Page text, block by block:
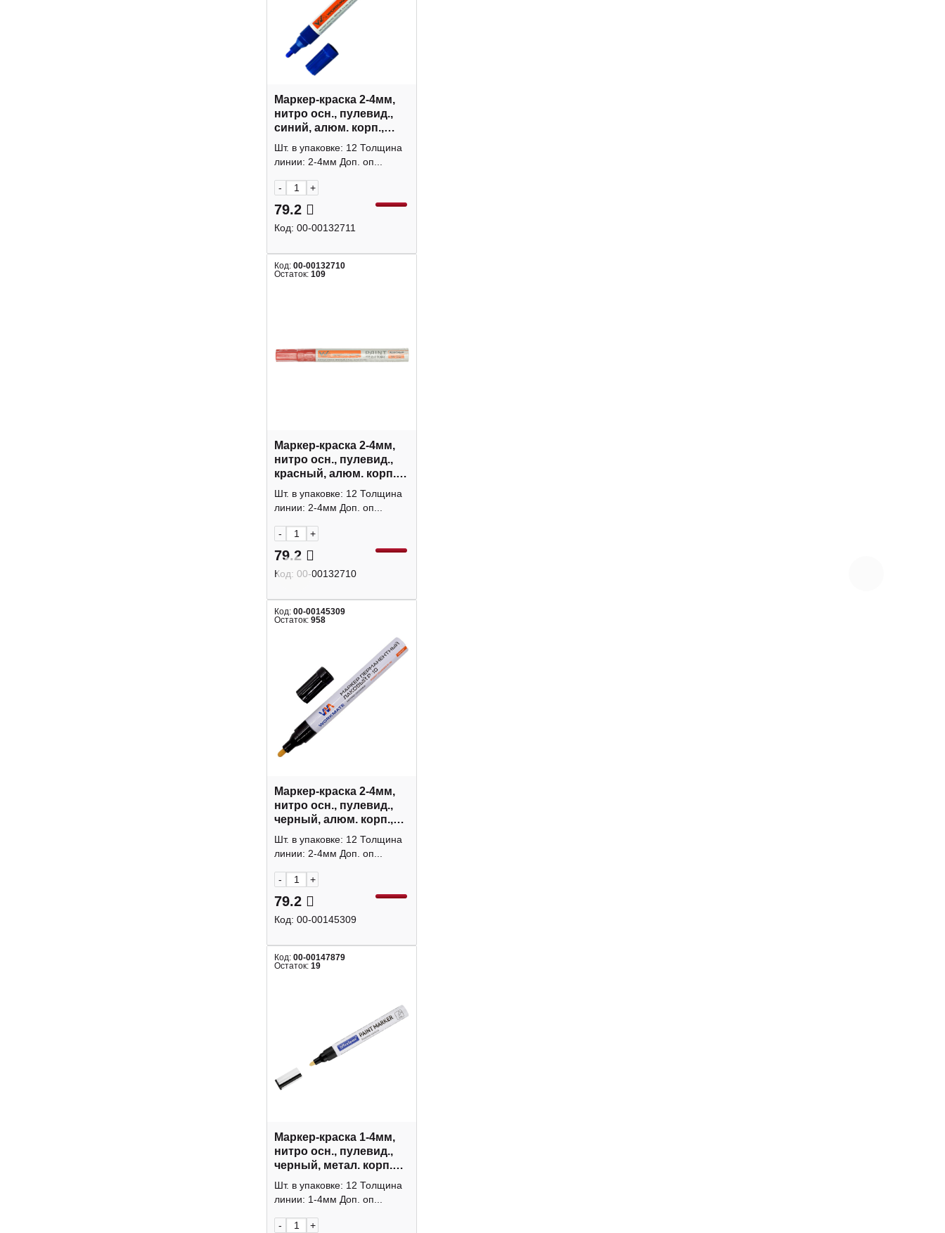
Маркер-краска 2-4мм,
нитро осн., пулевид.,
синий, алюм. корп.,
лаковый Р-10 14-7705
Workmate
Шт. в упаковке: 12 Толщина
линии: 2-4мм Доп. оп...
- +
79.2
Код: 00-00132711
Код: 00-00132710
Остаток: 109
Маркер-краска 2-4мм,
нитро осн., пулевид.,
красный, алюм. корп.,
лаковый Р-10 14-7706
Workmate
Шт. в упаковке: 12 Толщина
линии: 2-4мм Доп. оп...
- +
79.2
Код: 00-00132710
Код: 00-00145309
Остаток: 958
Маркер-краска 2-4мм,
нитро осн., пулевид.,
черный, алюм. корп.,
лаковый Р-10 14-5703
Workmate
Шт. в упаковке: 12 Толщина
линии: 2-4мм Доп. оп...
- +
79.2
Код: 00-00145309
Код: 00-00147879
Остаток: 19
Маркер-краска 1-4мм,
нитро осн., пулевид.,
черный, метал. корп.
PM_51073 OfficeSpace
Шт. в упаковке: 12 Толщина
линии: 1-4мм Доп. оп...
- +